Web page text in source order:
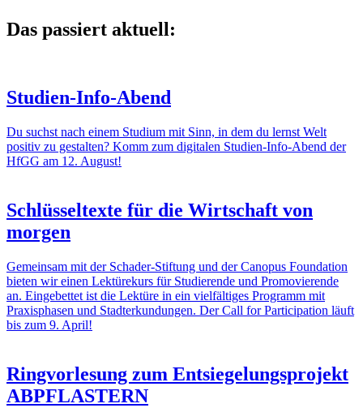
Das passiert aktuell:
Studien-Info-Abend
Du suchst nach einem Studium mit Sinn, in dem du lernst Welt
positiv zu gestalten? Komm zum digitalen Studien-Info-Abend der
HfGG am 12. August!
Schlüsseltexte für die Wirtschaft von
morgen
Gemeinsam mit der Schader-Stiftung und der Canopus Foundation
bieten wir einen Lektürekurs für Studierende und Promovierende
an. Eingebettet ist die Lektüre in ein vielfältiges Programm mit
Praxisphasen und Stadterkundungen. Der Call for Participation läuft
bis zum 9. April!
Ringvorlesung zum Entsiegelungsprojekt
ABPFLASTERN